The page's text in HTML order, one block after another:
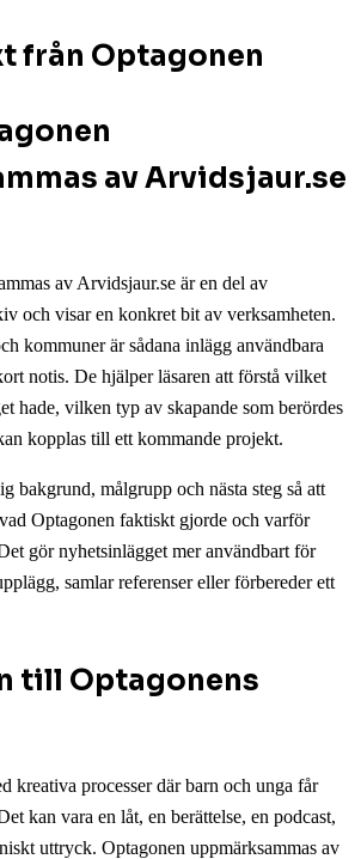
från Optagonen
av Arvidsjaur.se
av Arvidsjaur.se är en del av
och visar en konkret bit av verksamheten.
kommuner är sådana inlägg användbara
notis. De hjälper läsaren att förstå vilket
hade, vilken typ av skapande som berördes
kopplas till ett kommande projekt.
bakgrund, målgrupp och nästa steg så att
Optagonen faktiskt gjorde och varför
gör nyhetsinlägget mer användbart för
samlar referenser eller förbereder ett
till Optagonens
kreativa processer där barn och unga får
kan vara en låt, en berättelse, en podcast,
uttryck. Optagonen uppmärksammas av